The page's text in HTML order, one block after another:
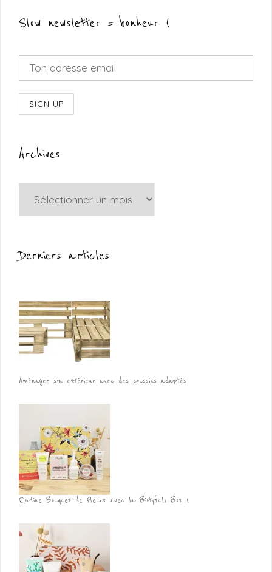
Slow newsletter = bonheur !
Archives
Derniers articles
Aménager son extérieur avec des coussins adaptés
Routine Bouquet de Fleurs avec la Biotyfull Box !